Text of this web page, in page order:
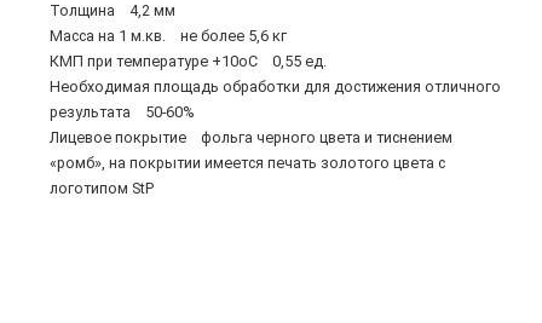
Толщина 4,2 мм
Масса на 1 м.кв. не более 5,6 кг
КМП при температуре +10оС 0,55 ед.
Необходимая площадь обработки для достижения отличного
результата 50-60%
Лицевое покрытие фольга черного цвета и тиснением
«ромб», на покрытии имеется печать золотого цвета с
логотипом StP